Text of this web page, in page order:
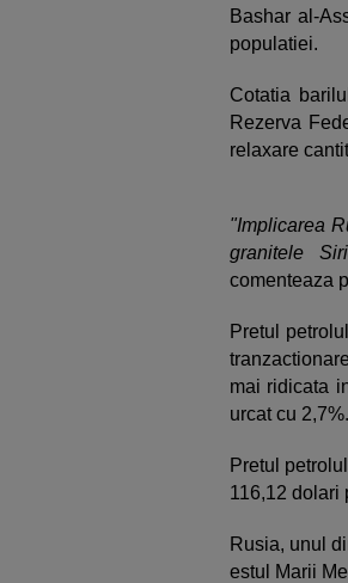
Bashar al-
populatiei.
Cotatia
Rezerva
relaxare
"Implicarea
granitele
comenteaza
Pretul
mai ridicata
urcat cu 2,7%.
Pretul
116,12 dolari
Rusia, unul
estul Marii